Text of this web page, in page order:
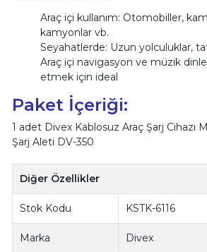
Araç içi kullanım: Otomobiller,
kamyonlar vb.
Seyahatlerde: Uzun yolculuklar,
Araç içi navigasyon ve müzik
etmek için ideal
Paket İçeriği:
1 adet Divex Kablosuz Araç Şarj Cihazı
Şarj Aleti DV-350
Diğer Özellikler
Stok Kodu KSTK-6116
Marka Divex